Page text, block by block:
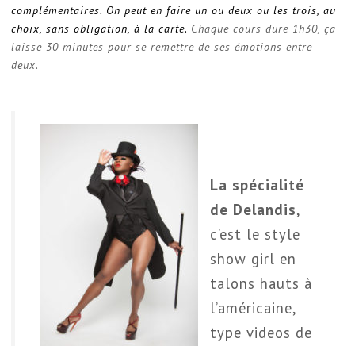
complémentaires. On peut en faire un ou deux ou les trois, au
choix, sans obligation, à la carte. Chaque cours dure 1h30, ça
laisse 30 minutes pour se remettre de ses émotions entre
deux.
La spécialité
de Delandis,
c’est le style
show girl en
talons hauts à
l’américaine,
type videos de